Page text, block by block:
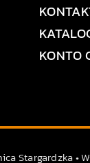
KONTO
Stargardzka •